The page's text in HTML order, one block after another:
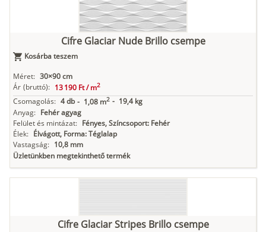
Cifre Glaciar Nude Brillo csempe
Kosárba teszem
Méret: 30×90 cm
Ár (bruttó): 13 190 Ft /m2
Csomagolás: 4 db - 1,08 m2 - 19,4 kg
Anyag: Fehér agyag
Felület és mintázat: Fényes, Színcsoport: Fehér
Élek: Élvágott, Forma: Téglalap
Vastagság: 10,8 mm
Üzletünkben megtekinthető termék
Cifre Glaciar Stripes Brillo csempe